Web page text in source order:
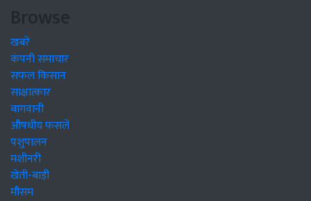
Browse
खबरें
कंपनी समाचार
सफल किसान
साक्षात्कार
बागवानी
औषधीय फसलें
पशुपालन
मशीनरी
खेती-बाड़ी
मौसम